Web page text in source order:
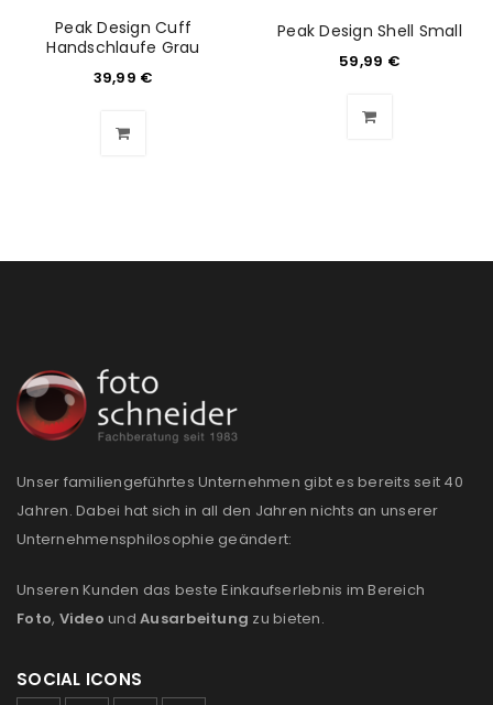
ANMELDEN
Anmeldeformular geschützt durch
PASSWORT VERGESSEN?
REGISTRIEREN
Peak Design Cuff
Handschlaufe Grau
39,99 €
Peak Design Shell Small
59,99 €
Unser familiengeführtes Unternehmen gibt es bereits seit 40
Jahren. Dabei hat sich in all den Jahren nichts an unserer
Unternehmensphilosophie geändert:
Unseren Kunden das beste Einkaufserlebnis im Bereich
Foto, Video und Ausarbeitung zu bieten.
SOCIAL ICONS